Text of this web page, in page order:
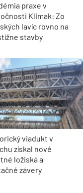
praxe v
Klimak: Zo
lavíc rovno na
stavby
viadukt v
získal nové
ložiská a
závery